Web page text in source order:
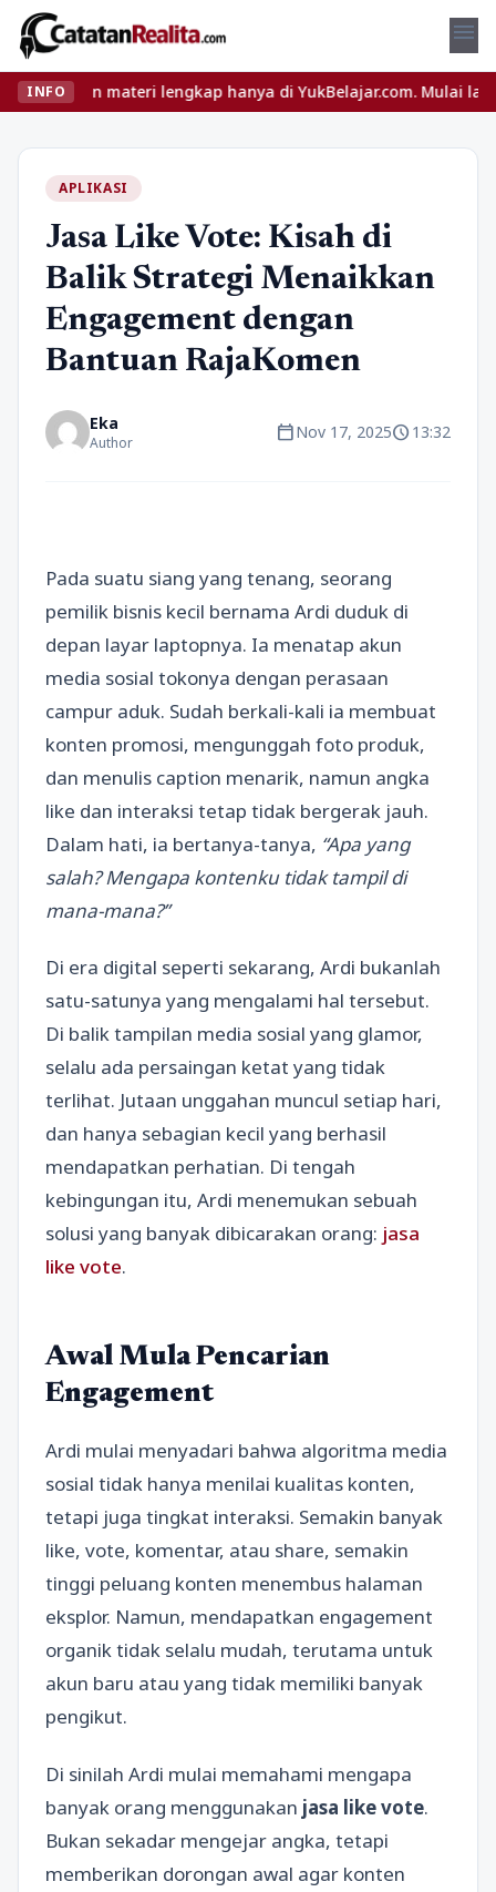
menu
INFO
materi lengkap hanya di YukBelajar.com. Mulai langkah
APLIKASI
Jasa Like Vote: Kisah di
Balik Strategi Menaikkan
Engagement dengan
Bantuan RajaKomen
Eka
Author calendar_todayNov 17, 2025schedule13:32
Pada suatu siang yang tenang, seorang
pemilik bisnis kecil bernama Ardi duduk di
depan layar laptopnya. Ia menatap akun
media sosial tokonya dengan perasaan
campur aduk. Sudah berkali-kali ia membuat
konten promosi, mengunggah foto produk,
dan menulis caption menarik, namun angka
like dan interaksi tetap tidak bergerak jauh.
Dalam hati, ia bertanya-tanya, “Apa yang
salah? Mengapa kontenku tidak tampil di
mana-mana?”
Di era digital seperti sekarang, Ardi bukanlah
satu-satunya yang mengalami hal tersebut.
Di balik tampilan media sosial yang glamor,
selalu ada persaingan ketat yang tidak
terlihat. Jutaan unggahan muncul setiap hari,
dan hanya sebagian kecil yang berhasil
mendapatkan perhatian. Di tengah
kebingungan itu, Ardi menemukan sebuah
solusi yang banyak dibicarakan orang: jasa
like vote.
Awal Mula Pencarian
Engagement
Ardi mulai menyadari bahwa algoritma media
sosial tidak hanya menilai kualitas konten,
tetapi juga tingkat interaksi. Semakin banyak
like, vote, komentar, atau share, semakin
tinggi peluang konten menembus halaman
eksplor. Namun, mendapatkan engagement
organik tidak selalu mudah, terutama untuk
akun baru atau yang tidak memiliki banyak
pengikut.
Di sinilah Ardi mulai memahami mengapa
banyak orang menggunakan jasa like vote.
Bukan sekadar mengejar angka, tetapi
memberikan dorongan awal agar konten